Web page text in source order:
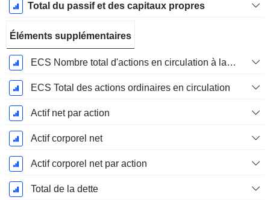
Total du passif et des capitaux propres
Éléments supplémentaires
ECS Nombre total d'actions en circulation à la date de dépôt
ECS Total des actions ordinaires en circulation
Actif net par action
Actif corporel net
Actif corporel net par action
Total de la dette